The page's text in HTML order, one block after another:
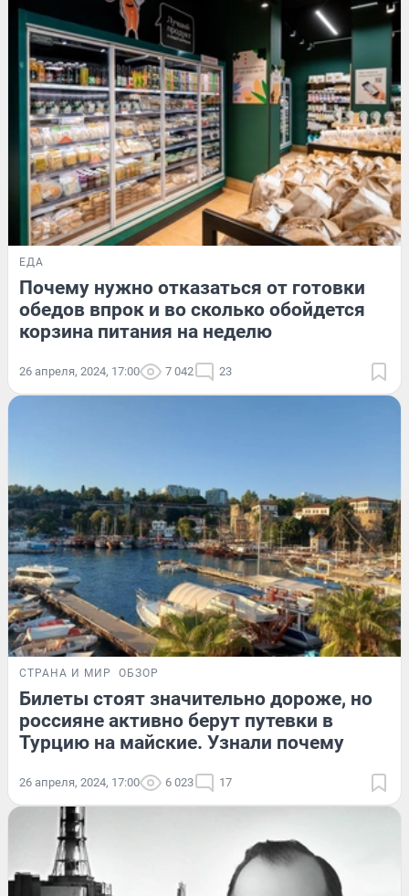
ЕДА
Почему нужно отказаться от готовки
обедов впрок и во сколько обойдется
корзина питания на неделю
26 апреля, 2024, 17:00 7 042 23
СТРАНА И МИР ОБЗОР
Билеты стоят значительно дороже, но
россияне активно берут путевки в
Турцию на майские. Узнали почему
26 апреля, 2024, 17:00 6 023 17